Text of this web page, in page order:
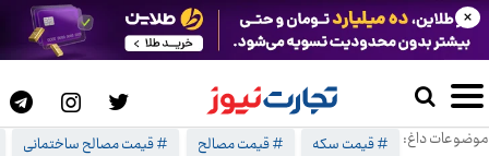
موضوعات داغ: # قیمت سکه # قیمت مصالح # قیمت مصالح ساختمانی
×